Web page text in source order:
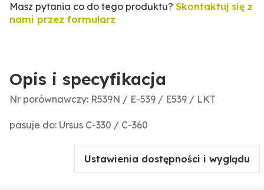
Masz pytania co do tego produktu? Skontaktuj się z
nami przez formularz
Opis i specyfikacja
Nr porównawczy: R539N / E-539 / E539 / LKT
pasuje do: Ursus C-330 / C-360
Ustawienia dostępności i wyglądu